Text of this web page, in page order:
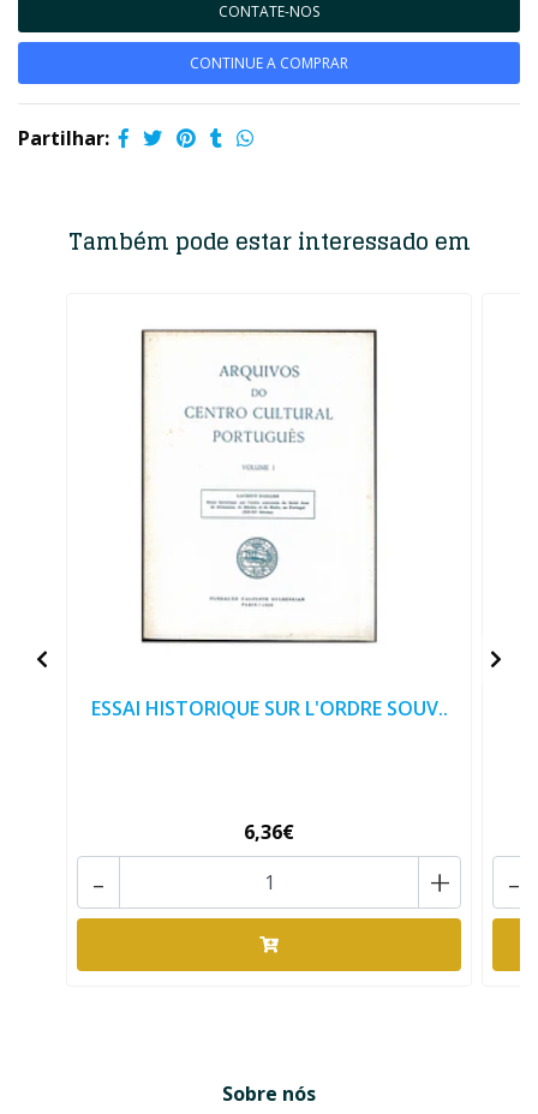
CONTATE-NOS
CONTINUE A COMPRAR
Partilhar:
Também pode estar interessado em
ESSAI HISTORIQUE SUR L'ORDRE SOUV..
6,36€
+
- -
Sobre nós